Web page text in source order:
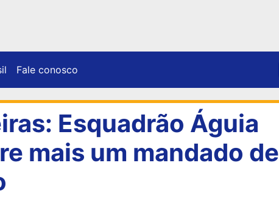
Fale conosco
Esquadrão Águia
mais um mandado de